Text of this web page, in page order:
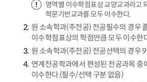
영역별 이수학점표상 교양교과라고
학문기반교과를 모두 이수한다.
원 소속학과(주전공) 전공필수의 경우
이수학점표상의 학점만큼 모두 이수한
원 소속학과(주전공) 전공선택의 경우
연계전공학과에서 편성된 전공과목 중
이수한다.(필수/선택 구분 없음)